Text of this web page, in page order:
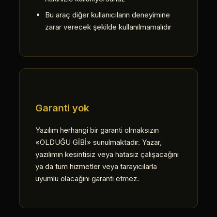
Bu araç diğer kullanıcıların deneyimine
zarar verecek şekilde kullanılmamalıdır
Garanti yok
Yazılım herhangi bir garanti olmaksızın
«OLDUĞU GİBİ» sunulmaktadır. Yazar,
yazılımın kesintisiz veya hatasız çalışacağını
ya da tüm hizmetler veya tarayıcılarla
uyumlu olacağını garanti etmez.